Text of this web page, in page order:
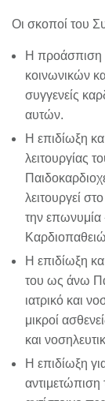
Οι σκοποί του
Η προάσπιση
κοινωνικών
συγγενείς
αυτών.
Η επιδίωξη
λειτουργίας
λειτουργεί
την επωνυμία
Η επιδίωξη
του ως άνω
ιατρικό και
μικροί
και
Η επιδίωξη